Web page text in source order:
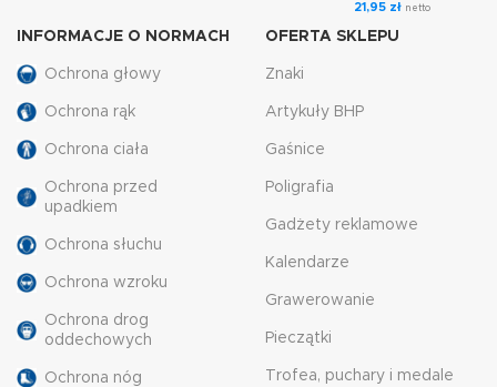
21,95 zł netto
INFORMACJE O NORMACH
Ochrona głowy
Ochrona rąk
Ochrona ciała
Ochrona przed
upadkiem
Ochrona słuchu
Ochrona wzroku
Ochrona drog
oddechowych
Ochrona nóg
OFERTA SKLEPU
Znaki
Artykuły BHP
Gaśnice
Poligrafia
Gadżety reklamowe
Kalendarze
Grawerowanie
Pieczątki
Trofea, puchary i medale